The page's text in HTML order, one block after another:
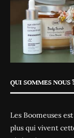
QUI SOMMES NOUS
Les Boomeuses
plus qui vivent